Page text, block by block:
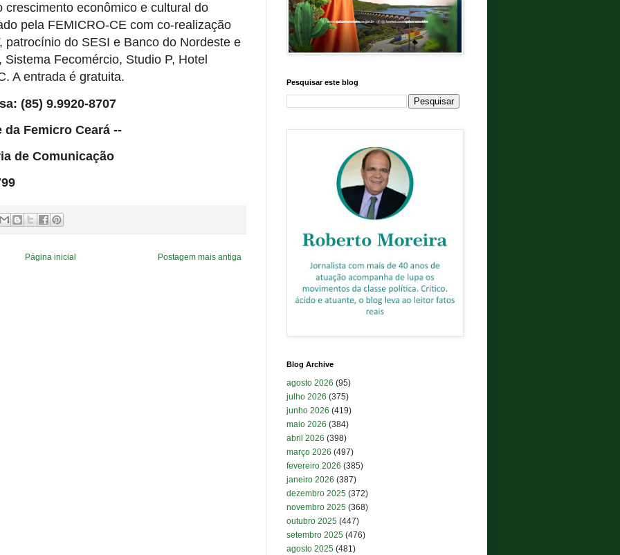
crescimento econômico e cultural do
pela FEMICRO-CE com co-realização
patrocínio do SESI e Banco do Nordeste e
Fecomércio, Studio P, Hotel
A entrada é gratuita.
(85) 9.9920-8707
da Femicro Ceará --
de Comunicação
Postagem mais antiga
Página inicial
Pesquisar este blog
Blog Archive
agosto 2026 (95)
julho 2026 (375)
junho 2026 (419)
maio 2026 (384)
abril 2026 (398)
março 2026 (497)
fevereiro 2026 (385)
janeiro 2026 (387)
dezembro 2025 (372)
novembro 2025 (368)
outubro 2025 (447)
setembro 2025 (476)
agosto 2025 (481)